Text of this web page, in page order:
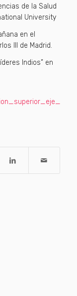
de la Salud
University
en el
III de Madrid.
Indios” en